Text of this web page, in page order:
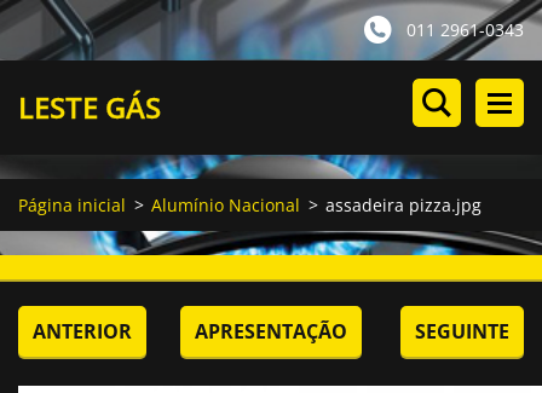
011 2961-0343
LESTE GÁS
Página inicial > Alumínio Nacional > assadeira pizza.jpg
ANTERIOR APRESENTAÇÃO SEGUINTE